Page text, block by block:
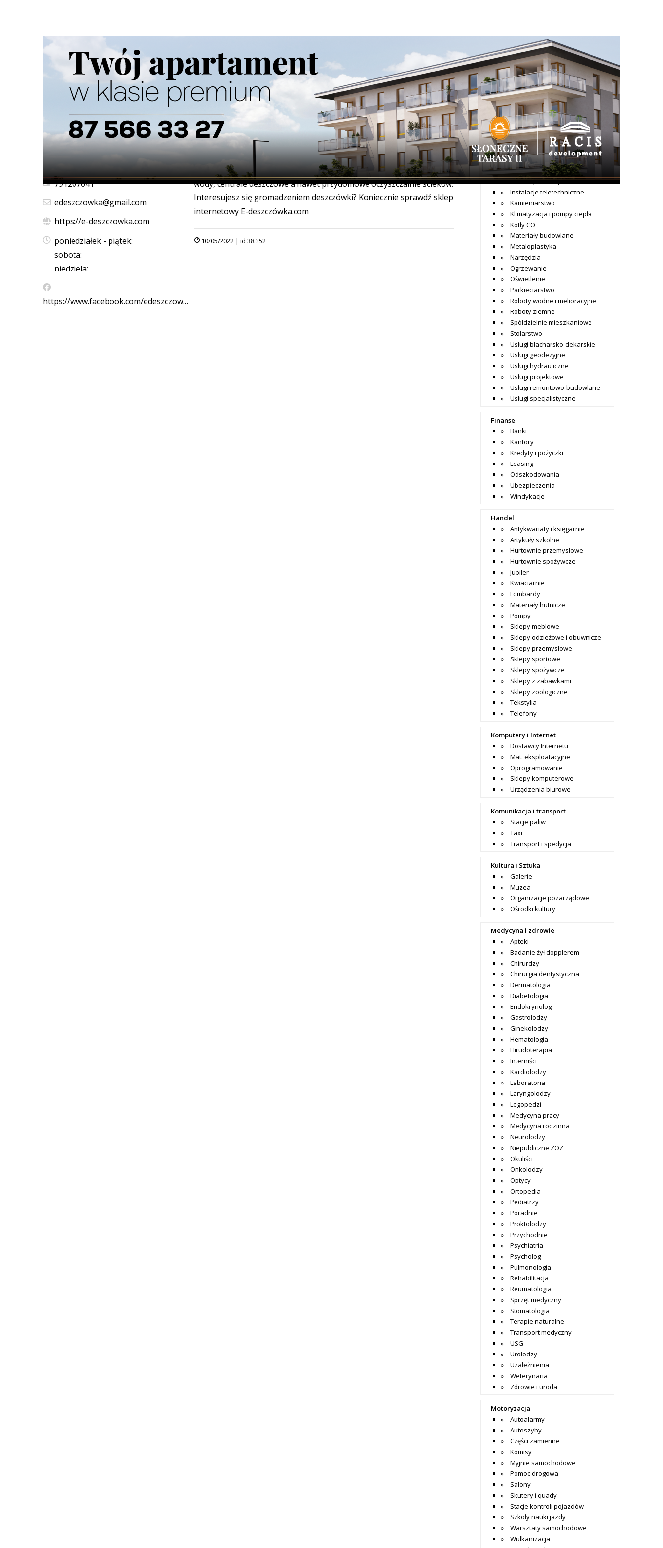
Ścieżka
nawigacyjna
Strona główna
Pl. Stary Rynek 8/6, 18-400 Łomża
791207641
edeszczowka@gmail.com
https://e-deszczowka.com
poniedziałek - piątek:
sobota:
niedziela:
https://www.facebook.com/edeszczow…
E-deszczówka.com
Woda deszczowa to źródło darmowej wody, co do tego nie ma
wątpliwości. Niewiele jednak osób wie jak skutecznie gromadzić wodę
deszczową a następnie ją wykorzystywać. Na szczęście istnieją takie
sklepy jak E-deszczówka.com oferujące wszystko, co w tym celu
niezbędne: zbiorniki na deszczówkę podziemne, naziemne,
dekoracyjne; pompy do zbiorników na deszczówkę; punkty poboru
wody, centrale deszczowe a nawet przydomowe oczyszczalnie ścieków.
Interesujesz się gromadzeniem deszczówki? Koniecznie sprawdź sklep
internetowy E-deszczówka.com
10/05/2022 | id 38.352
+ Dodaj wpis
Katalog firm
Dom i budownictwo
Agencje nieruchomości
Alarmy
Aranżacja wnętrz
Architekci
Bramy garażowe
Budowa sauny
Budownictwo mieszkaniowe
Budownictwo przemysłowwe
Instalacje elektryczne
Instalacje teletechniczne
Kamieniarstwo
Klimatyzacja i pompy ciepła
Kotły CO
Materiały budowlane
Metaloplastyka
Narzędzia
Ogrzewanie
Oświetlenie
Parkieciarstwo
Roboty wodne i melioracyjne
Roboty ziemne
Spółdzielnie mieszkaniowe
Stolarstwo
Usługi blacharsko-dekarskie
Usługi geodezyjne
Usługi hydrauliczne
Usługi projektowe
Usługi remontowo-budowlane
Usługi specjalistyczne
Finanse
Banki
Kantory
Kredyty i pożyczki
Leasing
Odszkodowania
Ubezpieczenia
Windykacje
Handel
Antykwariaty i księgarnie
Artykuły szkolne
Hurtownie przemysłowe
Hurtownie spożywcze
Jubiler
Kwiaciarnie
Lombardy
Materiały hutnicze
Pompy
Sklepy meblowe
Sklepy odzieżowe i obuwnicze
Sklepy przemysłowe
Sklepy sportowe
Sklepy spożywcze
Sklepy z zabawkami
Sklepy zoologiczne
Tekstylia
Telefony
Komputery i Internet
Dostawcy Internetu
Mat. eksploatacyjne
Oprogramowanie
Sklepy komputerowe
Urządzenia biurowe
Komunikacja i transport
Stacje paliw
Taxi
Transport i spedycja
Kultura i Sztuka
Galerie
Muzea
Organizacje pozarządowe
Ośrodki kultury
Medycyna i zdrowie
Apteki
Badanie żył dopplerem
Chirurdzy
Chirurgia dentystyczna
Dermatologia
Diabetologia
Endokrynolog
Gastrolodzy
Ginekolodzy
Hematologia
Hirudoterapia
Interniści
Kardiolodzy
Laboratoria
Laryngolodzy
Logopedzi
Medycyna pracy
Medycyna rodzinna
Neurolodzy
Niepubliczne ZOZ
Okuliści
Onkolodzy
Optycy
Ortopedia
Pediatrzy
Poradnie
Proktolodzy
Przychodnie
Psychiatria
Psycholog
Pulmonologia
Rehabilitacja
Reumatologia
Sprzęt medyczny
Stomatologia
Terapie naturalne
Transport medyczny
USG
Urolodzy
Uzależnienia
Weterynaria
Zdrowie i uroda
Motoryzacja
Autoalarmy
Autoszyby
Części zamienne
Komisy
Myjnie samochodowe
Pomoc drogowa
Salony
Skutery i quady
Stacje kontroli pojazdów
Szkoły nauki jazdy
Warsztaty samochodowe
Wulkanizacja